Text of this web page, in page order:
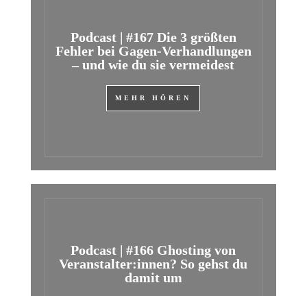
Podcast | #167 Die 3 größten
Fehler bei Gagen-Verhandlungen
– und wie du sie vermeidest
MEHR HÖREN
Podcast | #166 Ghosting von
Veranstalter:innen? So gehst du
damit um